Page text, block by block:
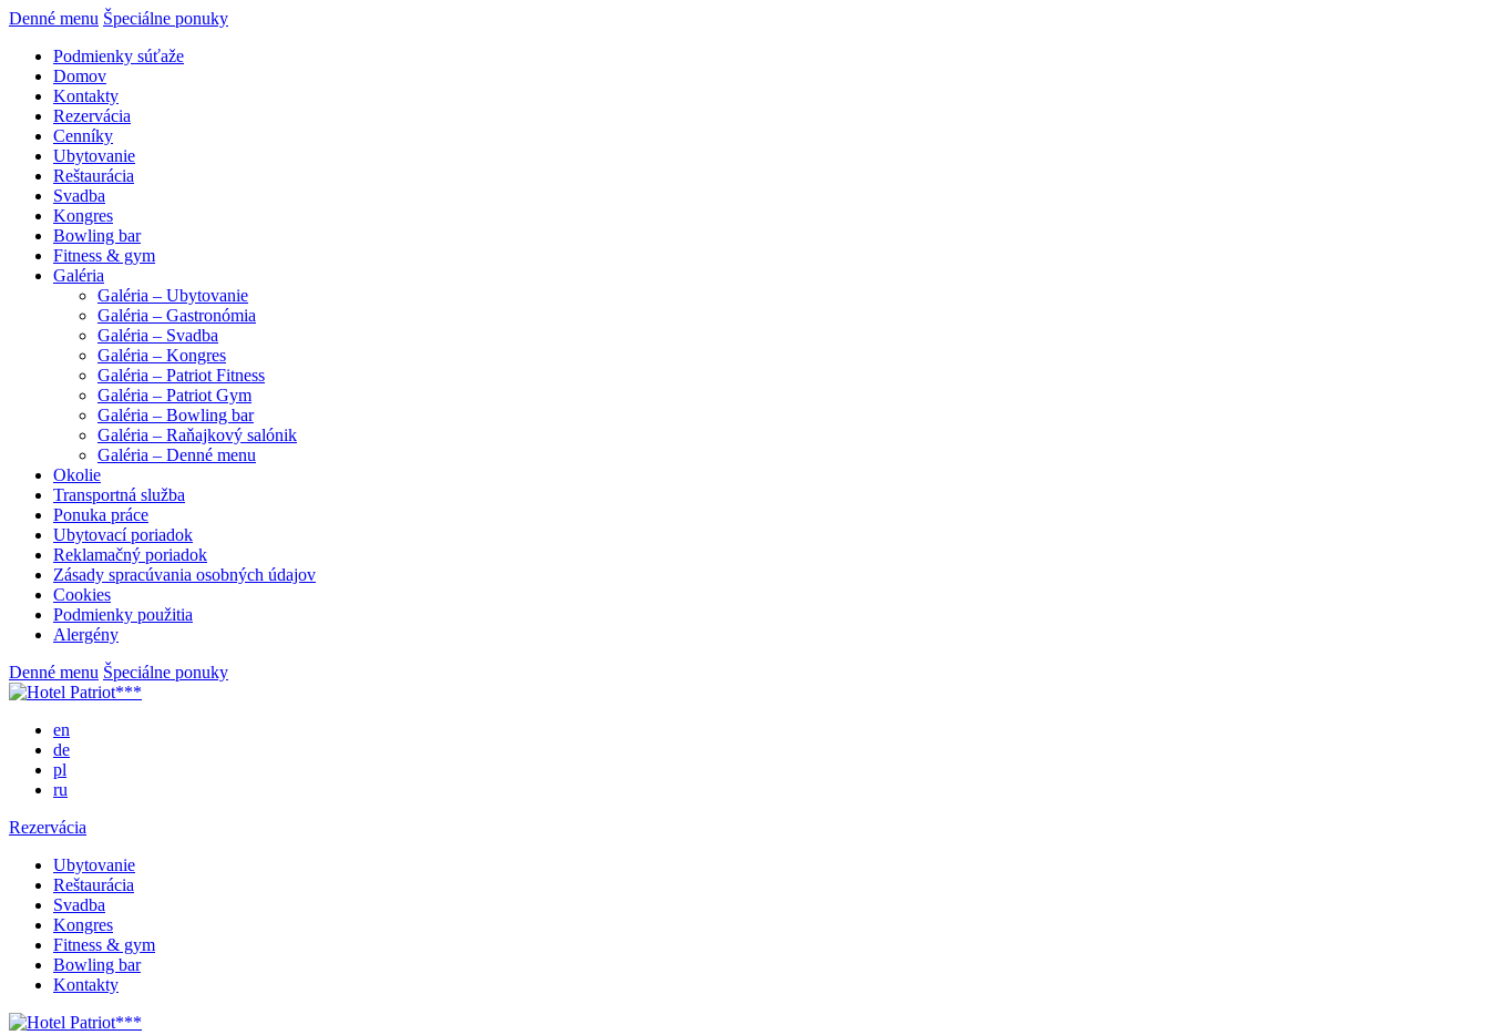
Denné menu Špeciálne ponuky
Podmienky súťaže
Domov
Kontakty
Rezervácia
Cenníky
Ubytovanie
Reštaurácia
Svadba
Kongres
Bowling bar
Fitness & gym
Galéria
Galéria – Ubytovanie
Galéria – Gastronómia
Galéria – Svadba
Galéria – Kongres
Galéria – Patriot Fitness
Galéria – Patriot Gym
Galéria – Bowling bar
Galéria – Raňajkový salónik
Galéria – Denné menu
Okolie
Transportná služba
Ponuka práce
Ubytovací poriadok
Reklamačný poriadok
Zásady spracúvania osobných údajov
Cookies
Podmienky použitia
Alergény
Denné menu Špeciálne ponuky
en
de
pl
ru
Rezervácia
Ubytovanie
Reštaurácia
Svadba
Kongres
Fitness & gym
Bowling bar
Kontakty